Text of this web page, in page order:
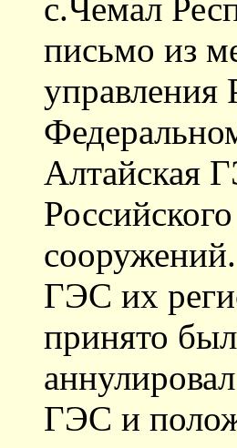
с.Чемал
письмо из
управления
Алтайская
ГЭС их
принято
ГЭС и